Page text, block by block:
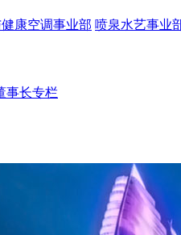
康空调事业部 喷泉水艺事业
事长专栏